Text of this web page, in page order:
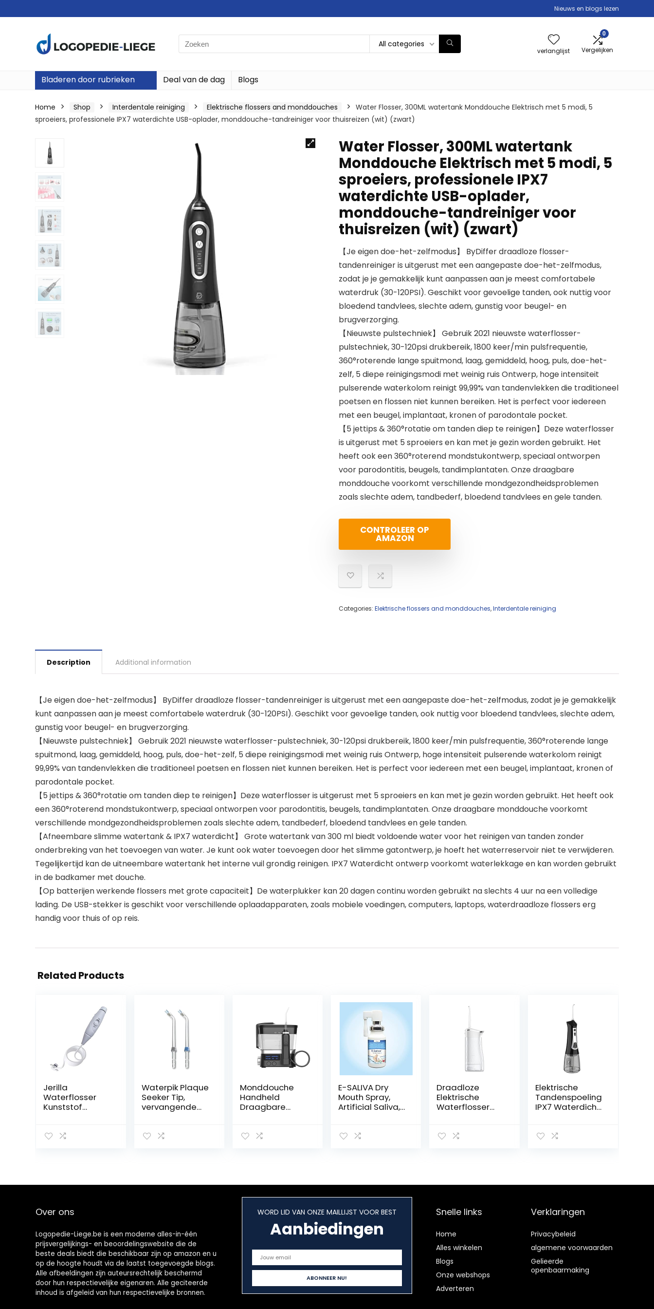
Nieuws en blogs lezen
Search
for:
All categories
verlanglijst
0
Vergelijken
Bladeren door rubrieken Deal van de dag Blogs
Home Shop Interdentale reiniging Elektrische flossers and monddouches
Water Flosser, 300ML watertank Monddouche Elektrisch met 5 modi, 5
sproeiers, professionele IPX7 waterdichte USB-oplader, monddouche-tandreiniger voor thuisreizen (wit) (zwart)
Water Flosser, 300ML watertank
Monddouche Elektrisch met 5 modi, 5
sproeiers, professionele IPX7
waterdichte USB-oplader,
monddouche-tandreiniger voor
thuisreizen (wit) (zwart)
【Je eigen doe-het-zelfmodus】 ByDiffer draadloze flosser-
tandenreiniger is uitgerust met een aangepaste doe-het-zelfmodus,
zodat je je gemakkelijk kunt aanpassen aan je meest comfortabele
waterdruk (30-120PSI). Geschikt voor gevoelige tanden, ook nuttig voor
bloedend tandvlees, slechte adem, gunstig voor beugel- en
brugverzorging.
【Nieuwste pulstechniek】 Gebruik 2021 nieuwste waterflosser-
pulstechniek, 30-120psi drukbereik, 1800 keer/min pulsfrequentie,
360°roterende lange spuitmond, laag, gemiddeld, hoog, puls, doe-het-
zelf, 5 diepe reinigingsmodi met weinig ruis Ontwerp, hoge intensiteit
pulserende waterkolom reinigt 99,99% van tandenvlekken die traditioneel
poetsen en flossen niet kunnen bereiken. Het is perfect voor iedereen
met een beugel, implantaat, kronen of parodontale pocket.
【5 jettips & 360°rotatie om tanden diep te reinigen】Deze waterflosser
is uitgerust met 5 sproeiers en kan met je gezin worden gebruikt. Het
heeft ook een 360°roterend mondstukontwerp, speciaal ontworpen
voor parodontitis, beugels, tandimplantaten. Onze draagbare
monddouche voorkomt verschillende mondgezondheidsproblemen
zoals slechte adem, tandbederf, bloedend tandvlees en gele tanden.
CONTROLEER OP
AMAZON
Categories: Elektrische flossers and monddouches,Interdentale reiniging
Description Additional information
【Je eigen doe-het-zelfmodus】 ByDiffer draadloze flosser-tandenreiniger is uitgerust met een aangepaste doe-het-zelfmodus, zodat je je gemakkelijk
kunt aanpassen aan je meest comfortabele waterdruk (30-120PSI). Geschikt voor gevoelige tanden, ook nuttig voor bloedend tandvlees, slechte adem,
gunstig voor beugel- en brugverzorging.
【Nieuwste pulstechniek】 Gebruik 2021 nieuwste waterflosser-pulstechniek, 30-120psi drukbereik, 1800 keer/min pulsfrequentie, 360°roterende lange
spuitmond, laag, gemiddeld, hoog, puls, doe-het-zelf, 5 diepe reinigingsmodi met weinig ruis Ontwerp, hoge intensiteit pulserende waterkolom reinigt
99,99% van tandenvlekken die traditioneel poetsen en flossen niet kunnen bereiken. Het is perfect voor iedereen met een beugel, implantaat, kronen of
parodontale pocket.
【5 jettips & 360°rotatie om tanden diep te reinigen】Deze waterflosser is uitgerust met 5 sproeiers en kan met je gezin worden gebruikt. Het heeft ook
een 360°roterend mondstukontwerp, speciaal ontworpen voor parodontitis, beugels, tandimplantaten. Onze draagbare monddouche voorkomt
verschillende mondgezondheidsproblemen zoals slechte adem, tandbederf, bloedend tandvlees en gele tanden.
【Afneembare slimme watertank & IPX7 waterdicht】 Grote watertank van 300 ml biedt voldoende water voor het reinigen van tanden zonder
onderbreking van het toevoegen van water. Je kunt ook water toevoegen door het slimme gatontwerp, je hoeft het waterreservoir niet te verwijderen.
Tegelijkertijd kan de uitneembare watertank het interne vuil grondig reinigen. IPX7 Waterdicht ontwerp voorkomt waterlekkage en kan worden gebruikt
in de badkamer met douche.
【Op batterijen werkende flossers met grote capaciteit】De waterplukker kan 20 dagen continu worden gebruikt na slechts 4 uur na een volledige
lading. De USB-stekker is geschikt voor verschillende oplaadapparaten, zoals mobiele voedingen, computers, laptops, waterdraadloze flossers erg
handig voor thuis of op reis.
Related Products
Jerilla
Waterflosser
Kunststof
voor
WP-100 WP-660
Waterpik Plaque
Seeker Tip,
vervangende
tandimplantate
100
Monddouche
Handheld
Draagbare
Waterflosser 10
E-SALIVA Dry
Mouth Spray,
Artificial Saliva,
Draadloze
Elektrische
Waterflosser
Monddouche
Elektrische
Tandenspoeling
IPX7 Waterdicht
scherm 4 Modi
Over ons
Logopedie-Liege.be is een moderne alles-in-één
prijsvergelijkings- en beoordelingswebsite die de
beste deals biedt die beschikbaar zijn op amazon en u
op de hoogte houdt via de laatst toegevoegde blogs.
Alle afbeeldingen zijn auteursrechtelijk beschermd
door hun respectievelijke eigenaren. Alle geciteerde
inhoud is afgeleid van hun respectievelijke bronnen.
WORD LID VAN ONZE MAILLIJST VOOR BEST
Aanbiedingen
Snelle links
Home
Alles winkelen
Blogs
Onze webshops
Adverteren
Verklaringen
Privacybeleid
algemene voorwaarden
Gelieerde
openbaarmaking